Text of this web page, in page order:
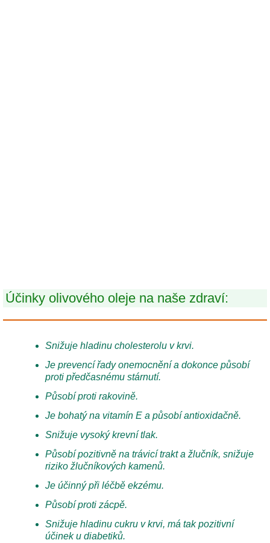
Účinky olivového oleje na naše zdraví:
Snižuje hladinu cholesterolu v krvi.
Je prevencí řady onemocnění a dokonce působí
proti předčasnému stárnutí.
Působí proti rakovině.
Je bohatý na vitamín E a působí antioxidačně.
Snižuje vysoký krevní tlak.
Působí pozitivně na trávicí trakt a žlučník, snižuje
riziko žlučníkových kamenů.
Je účinný při léčbě ekzému.
Působí proti zácpě.
Snižuje hladinu cukru v krvi, má tak pozitivní
účinek u diabetiků.